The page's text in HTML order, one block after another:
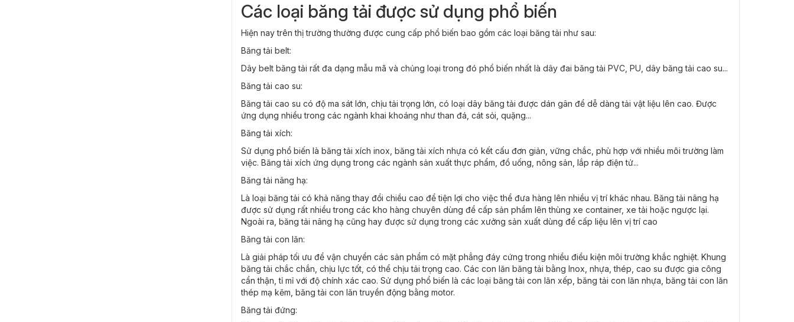
Các loại băng tải được sử dụng phổ biến
Hiện nay trên thị trường thường được cung cấp phổ biến bao gồm các loại băng tải như sau:
Băng tải belt:
Dây belt băng tải rất đa dạng mẫu mã và chủng loại trong đó phổ biến nhất là dây đai băng tải PVC, PU, dây băng tải cao su...
Băng tải cao su:
Băng tải cao su có độ ma sát lớn, chịu tải trọng lớn, có loại dây băng tải được dán gân để dễ dàng tải vật liệu lên cao. Được
ứng dụng nhiều trong các ngành khai khoáng như than đá, cát sỏi, quặng...
Băng tải xích:
Sử dụng phổ biến là băng tải xích inox, băng tải xích nhựa có kết cấu đơn giản, vững chắc, phù hợp với nhiều môi trường làm
việc. Băng tải xích ứng dụng trong các ngành sản xuất thực phẩm, đồ uống, nông sản, lắp ráp điện tử...
Băng tải nâng hạ:
Là loại băng tải có khả năng thay đổi chiều cao để tiện lợi cho việc thể đưa hàng lên nhiều vị trí khác nhau. Băng tải nâng hạ
được sử dụng rất nhiều trong các kho hàng chuyên dùng để cấp sản phẩm lên thùng xe container, xe tải hoặc ngược lại.
Ngoài ra, băng tải nâng hạ cũng hay được sử dụng trong các xưởng sản xuất dùng để cấp liệu lên vị trí cao
Băng tải con lăn:
Là giải pháp tối ưu để vận chuyển các sản phẩm có mặt phẳng đáy cứng trong nhiều điều kiện môi trường khắc nghiệt. Khung
băng tải chắc chắn, chịu lực tốt, có thể chịu tải trọng cao. Các con lăn băng tải bằng Inox, nhựa, thép, cao su được gia công
cẩn thận, tỉ mỉ với độ chính xác cao. Sử dụng phổ biến là các loại băng tải con lăn xếp, băng tải con lăn nhựa, băng tải con lăn
thép mạ kẽm, băng tải con lăn truyền động bằng motor.
Băng tải đứng: